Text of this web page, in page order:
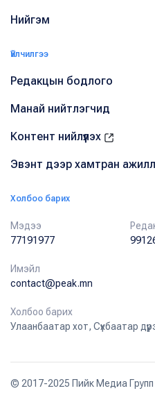
Нийгэм
Үйлчилгээ
Редакцын бодлого
Манай нийтлэгчид
Контент нийлүүлэх
Эвэнт дээр хамтран
Холбоо барих
Мэдээ
77191977
Имэйл
contact@peak.mn
Холбоо барих
Улаанбаатар хот, Сүхбаатар
© 2017-2025 Пийк Медиа Групп